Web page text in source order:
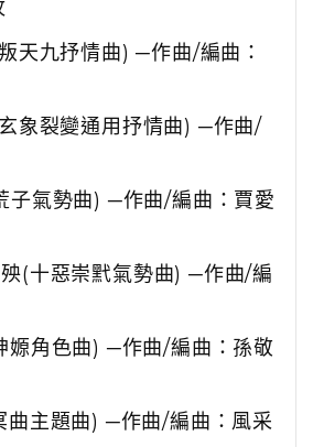
天九抒情曲)─作曲/編曲：
玄象裂變通用抒情曲) ─作曲/
子氣勢曲) ─作曲/編曲：賈愛
(十惡崇黓氣勢曲)─作曲/編
嫄角色曲) ─作曲/編曲：孫敬
曲主題曲) ─作曲/編曲：風采